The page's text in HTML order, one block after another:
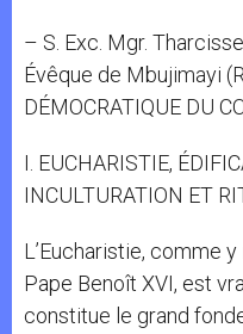
– S. Exc. Mgr.
Évêque de Mbujimayi
DÉMOCRATIQUE DU
I. EUCHARISTIE,
INCULTURATION ET
L’Eucharistie, comme
Pape Benoît XVI, est
constitue le grand